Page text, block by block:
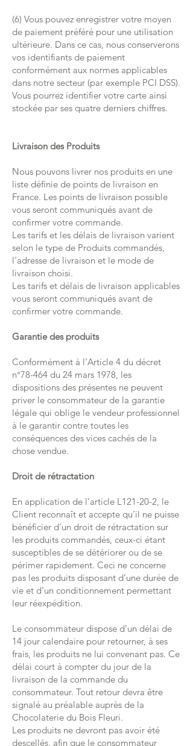
(6) Vous pouvez enregistrer votre moyen
de paiement préféré pour une utilisation
ultérieure. Dans ce cas, nous conserverons
vos identifiants de paiement
conformément aux normes applicables
dans notre secteur (par exemple PCI DSS).
Vous pourrez identifier votre carte ainsi
stockée par ses quatre derniers chiffres.
Livraison des Produits
Nous pouvons livrer nos produits en une
liste définie de points de livraison en
France. Les points de livraison possible
vous seront communiqués avant de
confirmer votre commande.
Les tarifs et les délais de livraison varient
selon le type de Produits commandés,
l'adresse de livraison et le mode de
livraison choisi.
Les tarifs et délais de livraison applicables
vous seront communiqués avant de
confirmer votre commande.
Garantie des produits
Conformément à l’Article 4 du décret
n°78-464 du 24 mars 1978, les
dispositions des présentes ne peuvent
priver le consommateur de la garantie
légale qui oblige le vendeur professionnel
à le garantir contre toutes les
conséquences des vices cachés de la
chose vendue.
Droit de rétractation
En application de l’article L121-20-2, le
Client reconnaît et accepte qu’il ne puisse
bénéficier d’un droit de rétractation sur
les produits commandés, ceux-ci étant
susceptibles de se détériorer ou de se
périmer rapidement. Ceci ne concerne
pas les produits disposant d’une durée de
vie et d’un conditionnement permettant
leur réexpédition.
Le consommateur dispose d’un délai de
14 jour calendaire pour retourner, à ses
frais, les produits ne lui convenant pas. Ce
délai court à compter du jour de la
livraison de la commande du
consommateur. Tout retour devra être
signalé au préalable auprès de la
Chocolaterie du Bois Fleuri.
Les produits ne devront pas avoir été
descellés, afin que le consommateur